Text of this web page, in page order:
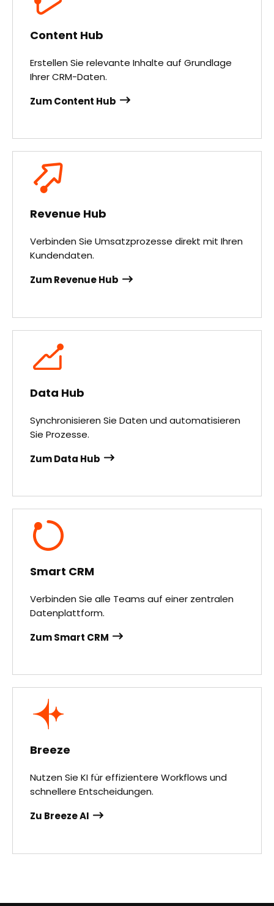
Content Hub
Erstellen Sie relevante Inhalte auf Grundlage
Ihrer CRM-Daten.
Zum Content Hub
Revenue Hub
Verbinden Sie Umsatzprozesse direkt mit Ihren
Kundendaten.
Zum Revenue Hub
Data Hub
Synchronisieren Sie Daten und automatisieren
Sie Prozesse.
Zum Data Hub
Smart CRM
Verbinden Sie alle Teams auf einer zentralen
Datenplattform.
Zum Smart CRM
Breeze
Nutzen Sie KI für effizientere Workflows und
schnellere Entscheidungen.
Zu Breeze AI